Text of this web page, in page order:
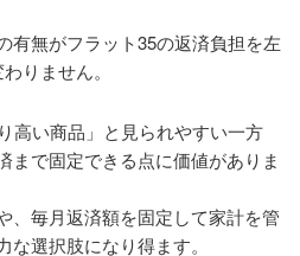
有無がフラット35の返済負担を左
りません。
高い商品」と見られやすい一方
まで固定できる点に価値がありま
、毎月返済額を固定して家計を管
選択肢になり得ます。